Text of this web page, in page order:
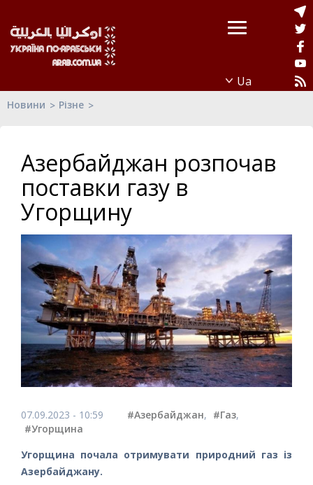
Новини Різне
Азербайджан розпочав
поставки газу в
Угорщину
07.09.2023 - 10:59 #Азербайджан, #Газ,
#Угорщина
Угорщина почала отримувати природний газ із
Азербайджану.